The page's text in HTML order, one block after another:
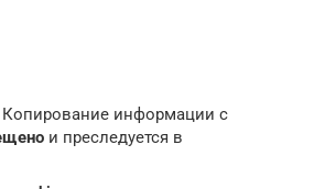
информации с
и преследуется в